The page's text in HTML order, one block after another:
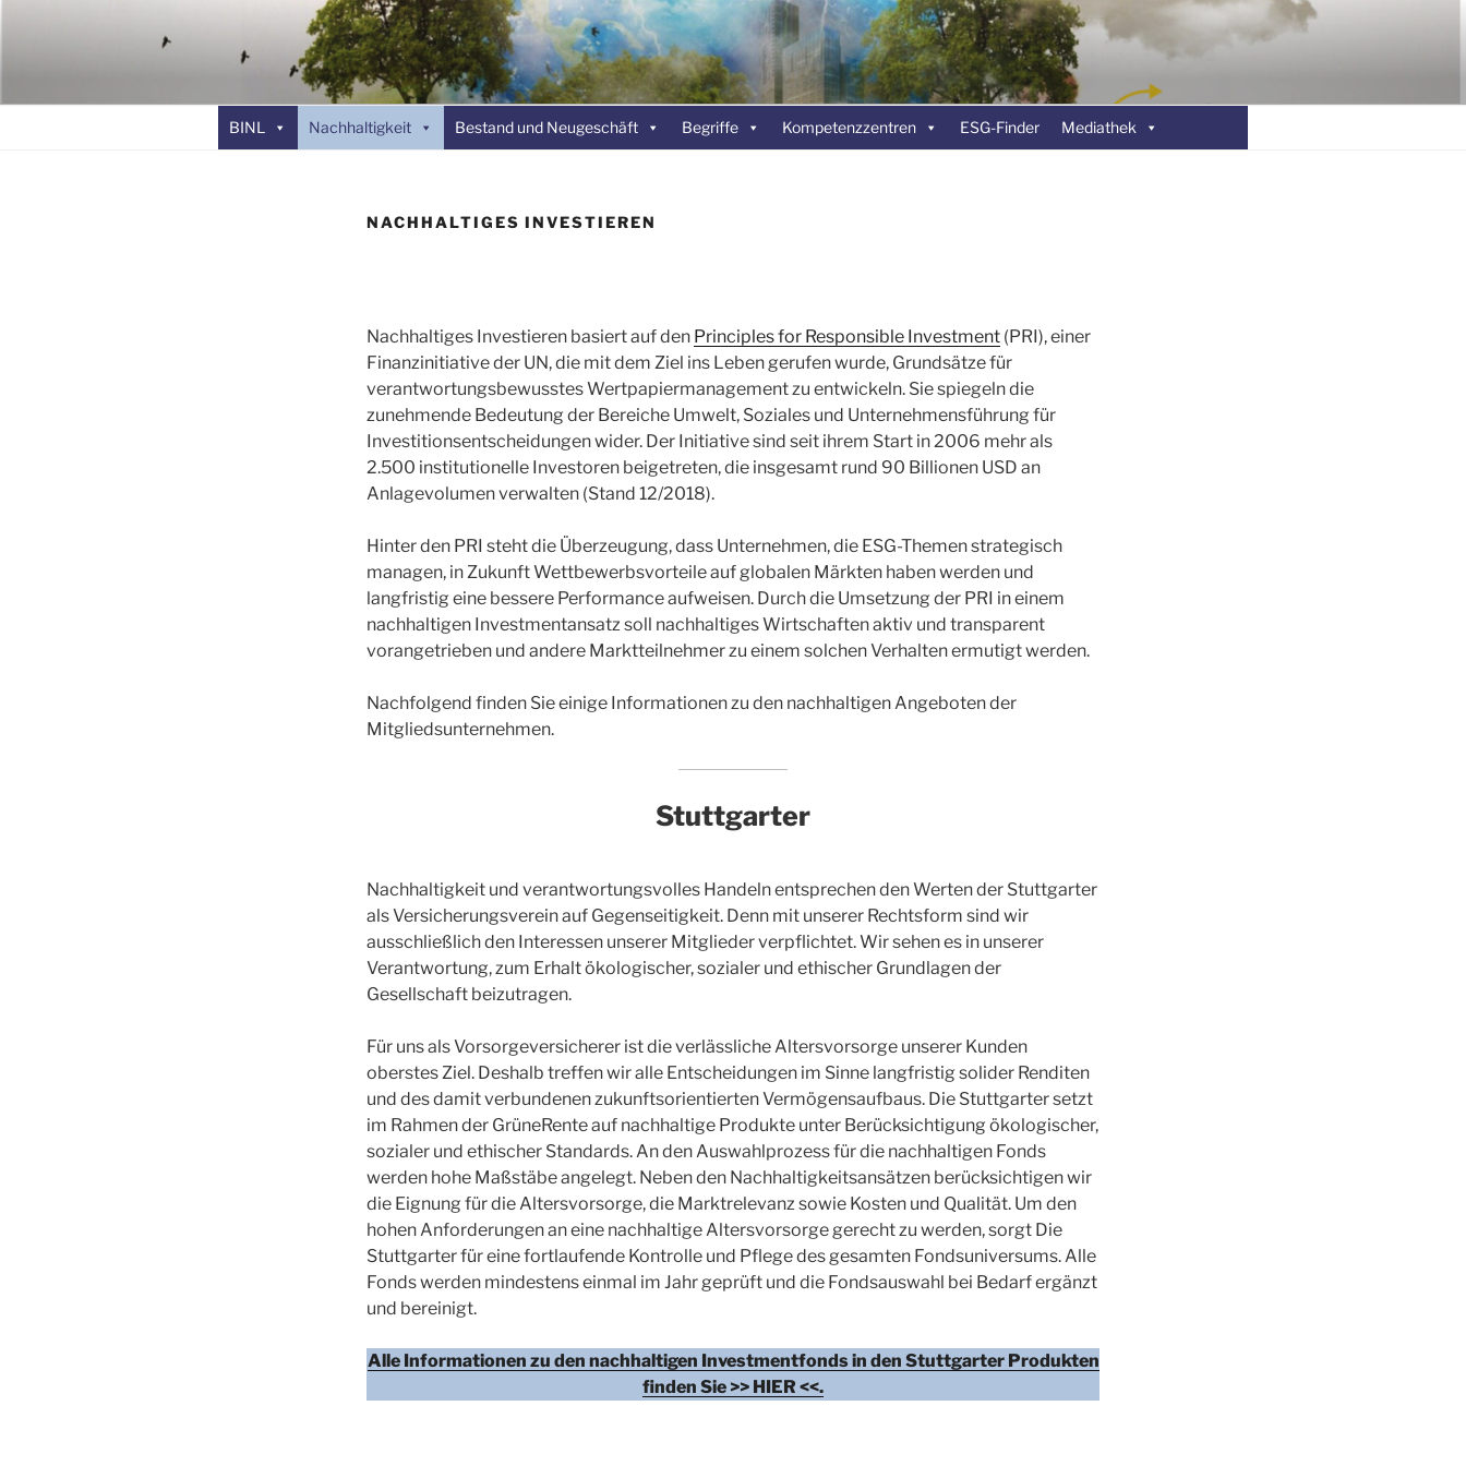
BRANCHEN-INITIATIVE NACHHALTIGKEIT IN DER
LEBENSVERSICHERUNG
BINL Nachhaltigkeit Bestand und Neugeschäft Begriffe Kompetenzzentren ESG-Finder Mediathek
NACHHALTIGES INVESTIEREN
Nachhaltiges Investieren basiert auf den Principles for Responsible Investment (PRI), einer
Finanzinitiative der UN, die mit dem Ziel ins Leben gerufen wurde, Grundsätze für
verantwortungsbewusstes Wertpapiermanagement zu entwickeln. Sie spiegeln die
zunehmende Bedeutung der Bereiche Umwelt, Soziales und Unternehmensführung für
Investitionsentscheidungen wider. Der Initiative sind seit ihrem Start in 2006 mehr als
2.500 institutionelle Investoren beigetreten, die insgesamt rund 90 Billionen USD an
Anlagevolumen verwalten (Stand 12/2018).
Hinter den PRI steht die Überzeugung, dass Unternehmen, die ESG-Themen strategisch
managen, in Zukunft Wettbewerbsvorteile auf globalen Märkten haben werden und
langfristig eine bessere Performance aufweisen. Durch die Umsetzung der PRI in einem
nachhaltigen Investmentansatz soll nachhaltiges Wirtschaften aktiv und transparent
vorangetrieben und andere Marktteilnehmer zu einem solchen Verhalten ermutigt werden.
Nachfolgend finden Sie einige Informationen zu den nachhaltigen Angeboten der
Mitgliedsunternehmen.
Stuttgarter
Nachhaltigkeit und verantwortungsvolles Handeln entsprechen den Werten der Stuttgarter
als Versicherungsverein auf Gegenseitigkeit. Denn mit unserer Rechtsform sind wir
ausschließlich den Interessen unserer Mitglieder verpflichtet. Wir sehen es in unserer
Verantwortung, zum Erhalt ökologischer, sozialer und ethischer Grundlagen der
Gesellschaft beizutragen.
Für uns als Vorsorgeversicherer ist die verlässliche Altersvorsorge unserer Kunden
oberstes Ziel. Deshalb treffen wir alle Entscheidungen im Sinne langfristig solider Renditen
und des damit verbundenen zukunftsorientierten Vermögensaufbaus. Die Stuttgarter setzt
im Rahmen der GrüneRente auf nachhaltige Produkte unter Berücksichtigung ökologischer,
sozialer und ethischer Standards. An den Auswahlprozess für die nachhaltigen Fonds
werden hohe Maßstäbe angelegt. Neben den Nachhaltigkeitsansätzen berücksichtigen wir
die Eignung für die Altersvorsorge, die Marktrelevanz sowie Kosten und Qualität. Um den
hohen Anforderungen an eine nachhaltige Altersvorsorge gerecht zu werden, sorgt Die
Stuttgarter für eine fortlaufende Kontrolle und Pflege des gesamten Fondsuniversums. Alle
Fonds werden mindestens einmal im Jahr geprüft und die Fondsauswahl bei Bedarf ergänzt
und bereinigt.
Alle Informationen zu den nachhaltigen Investmentfonds in den Stuttgarter Produkten
finden Sie >> HIER <<.